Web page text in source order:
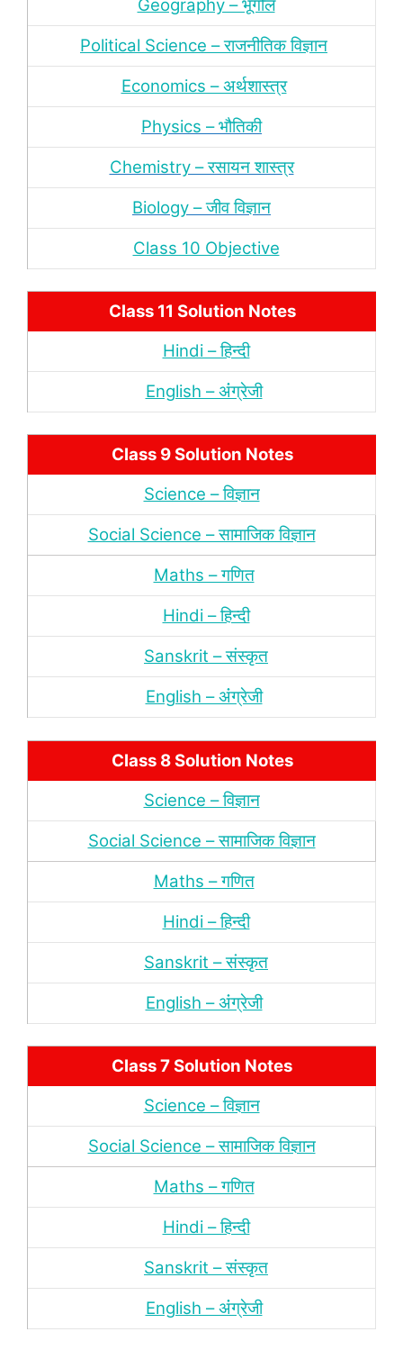
Geography – भूगोल
Political Science – राजनीतिक विज्ञान
Economics – अर्थशास्‍त्र
Physics – भौतिकी
Chemistry – रसायन शास्‍त्र
Biology – जीव विज्ञान
Class 10 Objective
Class 11 Solution Notes
Hindi – हिन्‍दी
English – अंंग्रेजी
Class 9 Solution Notes
Science – विज्ञान
Social Science – सामाजिक विज्ञान
Maths – गणित
Hindi – हिन्‍दी
Sanskrit – संस्‍कृत
English – अंंग्रेजी
Class 8 Solution Notes
Science – विज्ञान
Social Science – सामाजिक विज्ञान
Maths – गणित
Hindi – हिन्‍दी
Sanskrit – संस्‍कृत
English – अंंग्रेजी
Class 7 Solution Notes
Science – विज्ञान
Social Science – सामाजिक विज्ञान
Maths – गणित
Hindi – हिन्‍दी
Sanskrit – संस्‍कृत
English – अंंग्रेजी